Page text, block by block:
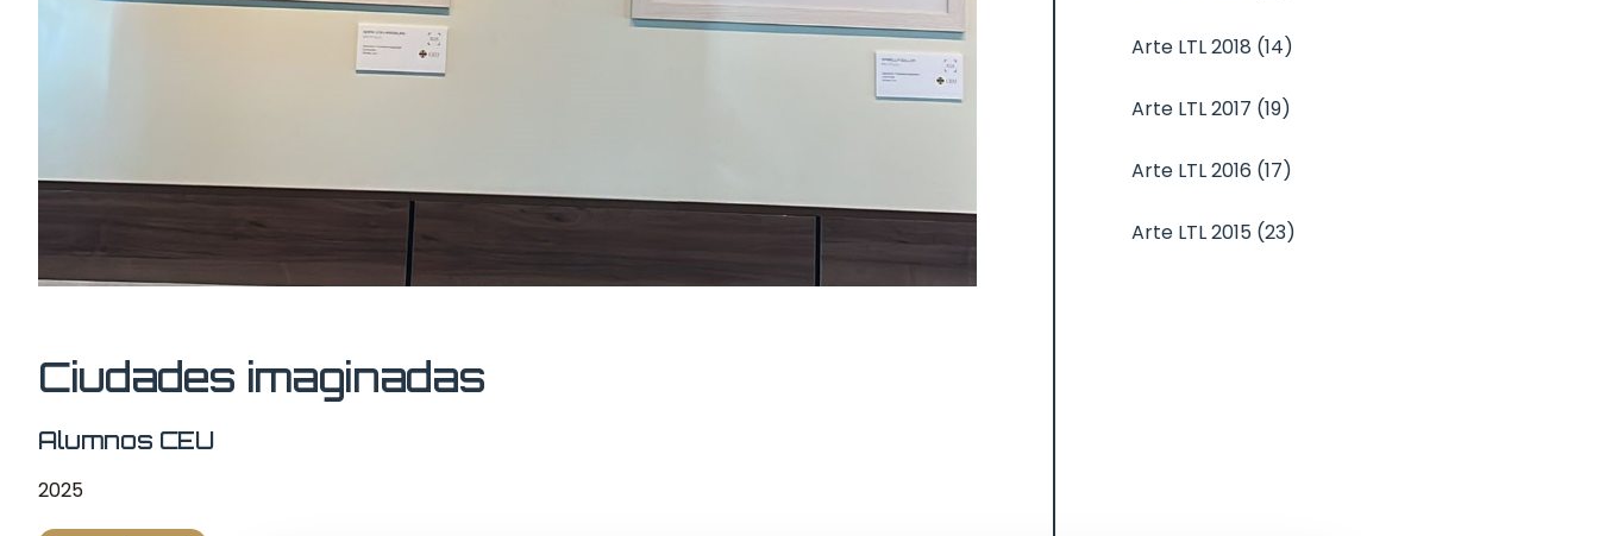
Ciudades imaginadas
Alumnos CEU
2025
Arte LTL 2018 (14)
Arte LTL 2017 (19)
Arte LTL 2016 (17)
Arte LTL 2015 (23)